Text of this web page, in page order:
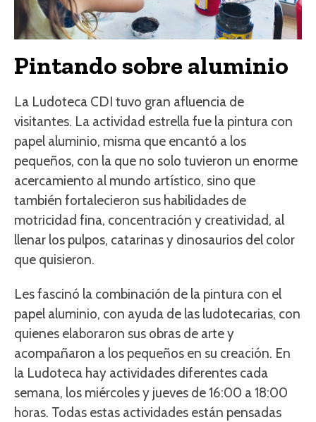
Pintando sobre aluminio
La Ludoteca CDI tuvo gran afluencia de
visitantes. La actividad estrella fue la pintura con
papel aluminio, misma que encantó a los
pequeños, con la que no solo tuvieron un enorme
acercamiento al mundo artístico, sino que
también fortalecieron sus habilidades de
motricidad fina, concentración y creatividad, al
llenar los pulpos, catarinas y dinosaurios del color
que quisieron.
Les fascinó la combinación de la pintura con el
papel aluminio, con ayuda de las ludotecarias, con
quienes elaboraron sus obras de arte y
acompañaron a los pequeños en su creación. En
la Ludoteca hay actividades diferentes cada
semana, los miércoles y jueves de 16:00 a 18:00
horas. Todas estas actividades están pensadas